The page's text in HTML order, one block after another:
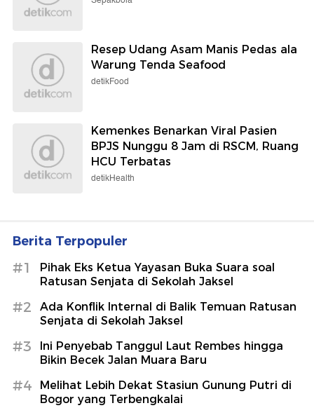
Resep Udang Asam Manis Pedas ala
Warung Tenda Seafood
detikFood
Kemenkes Benarkan Viral Pasien
BPJS Nunggu 8 Jam di RSCM, Ruang
HCU Terbatas
detikHealth
Berita Terpopuler
#1
Pihak Eks Ketua Yayasan Buka Suara soal
Ratusan Senjata di Sekolah Jaksel
#2
Ada Konflik Internal di Balik Temuan Ratusan
Senjata di Sekolah Jaksel
#3
Ini Penyebab Tanggul Laut Rembes hingga
Bikin Becek Jalan Muara Baru
#4
Melihat Lebih Dekat Stasiun Gunung Putri di
Bogor yang Terbengkalai